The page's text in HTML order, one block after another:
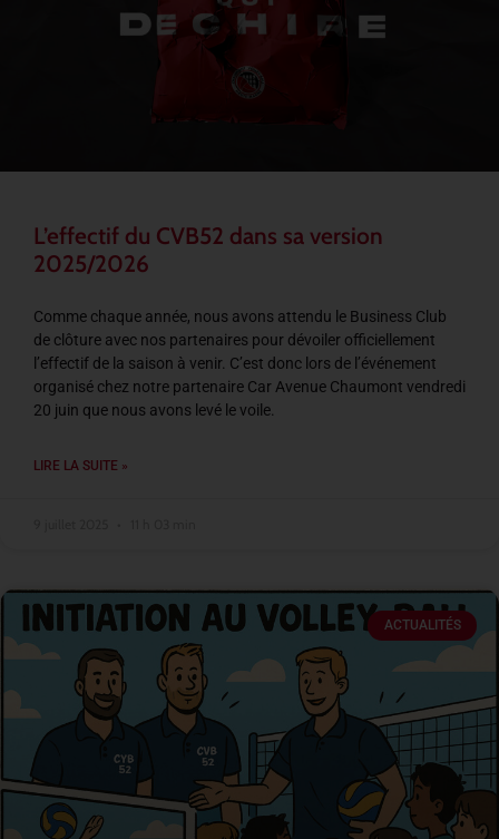
L’effectif du CVB52 dans sa version
2025/2026
Comme chaque année, nous avons attendu le Business Club
de clôture avec nos partenaires pour dévoiler officiellement
l’effectif de la saison à venir. C’est donc lors de l’événement
organisé chez notre partenaire Car Avenue Chaumont vendredi
20 juin que nous avons levé le voile.
LIRE LA SUITE »
ACTUALITÉS